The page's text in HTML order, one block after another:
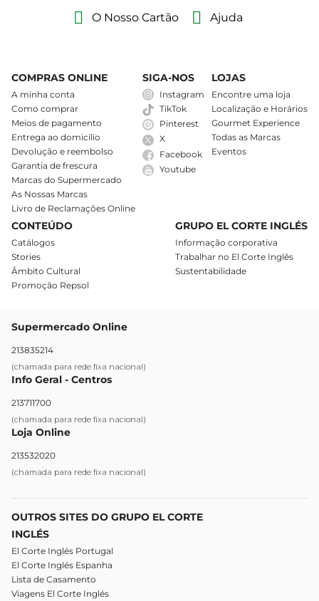
O Nosso Cartão Ajuda
COMPRAS ONLINE
A minha conta
Como comprar
Meios de pagamento
Entrega ao domicílio
Devolução e reembolso
Garantia de frescura
Marcas do Supermercado
As Nossas Marcas
Livro de Reclamações Online
SIGA-NOS
Instagram
TikTok
Pinterest
X
Facebook
Youtube
LOJAS
Encontre uma loja
Localização e Horários
Gourmet Experience
Todas as Marcas
Eventos
CONTEÚDO
Catálogos
Stories
Âmbito Cultural
Promoção Repsol
GRUPO EL CORTE INGLÉS
Informação corporativa
Trabalhar no El Corte Inglês
Sustentabilidade
Supermercado Online
213835214
(chamada para rede fixa nacional)
Info Geral - Centros
213711700
(chamada para rede fixa nacional)
Loja Online
213532020
(chamada para rede fixa nacional)
OUTROS SITES DO GRUPO EL CORTE
INGLÉS
El Corte Inglés Portugal
El Corte Inglés Espanha
Lista de Casamento
Viagens El Corte Inglés